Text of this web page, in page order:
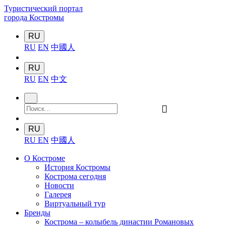
Туристический портал
города Костромы
RU
RU EN 中國人
RU
RU EN 中文
󰍉
RU
RU EN 中國人
О Костроме
История Костромы
Кострома сегодня
Новости
Галерея
Виртуальный тур
Бренды
Кострома – колыбель династии Романовых